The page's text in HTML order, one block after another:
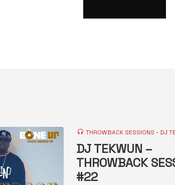
THROWBACK SESSIONS - DJ
DJ TEKWUN –
THROWBACK
#22